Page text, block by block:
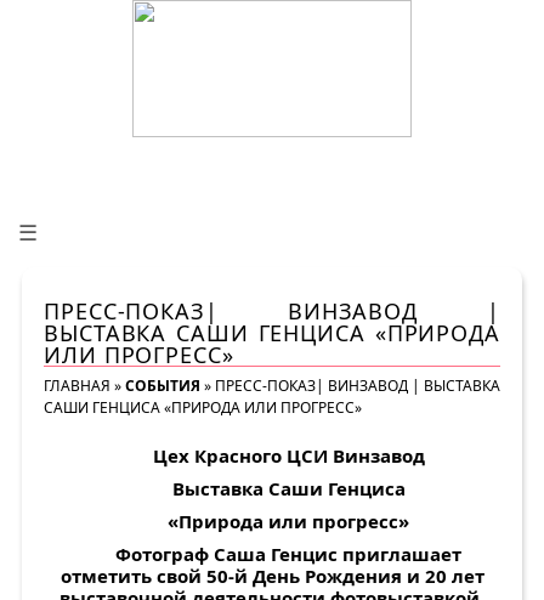
☰
ПРЕСС-ПОКАЗ| ВИНЗАВОД |
ВЫСТАВКА САШИ ГЕНЦИСА «ПРИРОДА
ИЛИ ПРОГРЕСС»
ГЛАВНАЯ »СОБЫТИЯ » ПРЕСС-ПОКАЗ| ВИНЗАВОД | ВЫСТАВКА
САШИ ГЕНЦИСА «ПРИРОДА ИЛИ ПРОГРЕСС»
Цех Красного ЦСИ Винзавод
Выставка Саши Генциса
«Природа или прогресс»
Фотограф Саша Генцис приглашает
отметить свой 50-й День Рождения и 20 лет